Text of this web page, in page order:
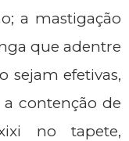
a mastigação
que adentre
sejam efetivas,
contenção de
no tapete,